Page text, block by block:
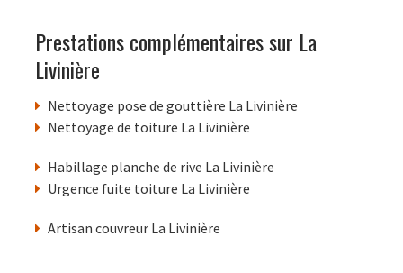
Prestations complémentaires sur La
Livinière
Nettoyage pose de gouttière La Livinière
Nettoyage de toiture La Livinière
Habillage planche de rive La Livinière
Urgence fuite toiture La Livinière
Artisan couvreur La Livinière